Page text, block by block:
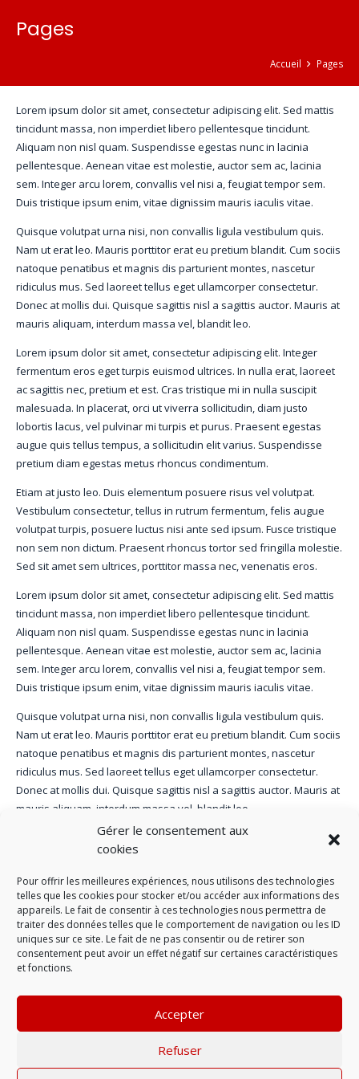
Gérer le consentement aux
cookies
Pour offrir les meilleures expériences, nous utilisons des technologies
telles que les cookies pour stocker et/ou accéder aux informations des
appareils. Le fait de consentir à ces technologies nous permettra de
traiter des données telles que le comportement de navigation ou les ID
uniques sur ce site. Le fait de ne pas consentir ou de retirer son
consentement peut avoir un effet négatif sur certaines caractéristiques
et fonctions.
Accepter
Refuser
Pages
Accueil Pages
Lorem ipsum dolor sit amet, consectetur adipiscing elit. Sed mattis
tincidunt massa, non imperdiet libero pellentesque tincidunt.
Aliquam non nisl quam. Suspendisse egestas nunc in lacinia
pellentesque. Aenean vitae est molestie, auctor sem ac, lacinia
sem. Integer arcu lorem, convallis vel nisi a, feugiat tempor sem.
Duis tristique ipsum enim, vitae dignissim mauris iaculis vitae.
Quisque volutpat urna nisi, non convallis ligula vestibulum quis.
Nam ut erat leo. Mauris porttitor erat eu pretium blandit. Cum sociis
natoque penatibus et magnis dis parturient montes, nascetur
ridiculus mus. Sed laoreet tellus eget ullamcorper consectetur.
Donec at mollis dui. Quisque sagittis nisl a sagittis auctor. Mauris at
mauris aliquam, interdum massa vel, blandit leo.
Lorem ipsum dolor sit amet, consectetur adipiscing elit. Integer
fermentum eros eget turpis euismod ultrices. In nulla erat, laoreet
ac sagittis nec, pretium et est. Cras tristique mi in nulla suscipit
malesuada. In placerat, orci ut viverra sollicitudin, diam justo
lobortis lacus, vel pulvinar mi turpis et purus. Praesent egestas
augue quis tellus tempus, a sollicitudin elit varius. Suspendisse
pretium diam egestas metus rhoncus condimentum.
Etiam at justo leo. Duis elementum posuere risus vel volutpat.
Vestibulum consectetur, tellus in rutrum fermentum, felis augue
volutpat turpis, posuere luctus nisi ante sed ipsum. Fusce tristique
non sem non dictum. Praesent rhoncus tortor sed fringilla molestie.
Sed sit amet sem ultrices, porttitor massa nec, venenatis eros.
Lorem ipsum dolor sit amet, consectetur adipiscing elit. Sed mattis
tincidunt massa, non imperdiet libero pellentesque tincidunt.
Aliquam non nisl quam. Suspendisse egestas nunc in lacinia
pellentesque. Aenean vitae est molestie, auctor sem ac, lacinia
sem. Integer arcu lorem, convallis vel nisi a, feugiat tempor sem.
Duis tristique ipsum enim, vitae dignissim mauris iaculis vitae.
Quisque volutpat urna nisi, non convallis ligula vestibulum quis.
Nam ut erat leo. Mauris porttitor erat eu pretium blandit. Cum sociis
natoque penatibus et magnis dis parturient montes, nascetur
ridiculus mus. Sed laoreet tellus eget ullamcorper consectetur.
Donec at mollis dui. Quisque sagittis nisl a sagittis auctor. Mauris at
mauris aliquam, interdum massa vel, blandit leo.
Lorem ipsum dolor sit amet, consectetur adipiscing elit. Integer
fermentum eros eget turpis euismod ultrices. In nulla erat, laoreet
ac sagittis nec, pretium et est. Cras tristique mi in nulla suscipit
malesuada. In placerat, orci ut viverra sollicitudin, diam justo
lobortis lacus, vel pulvinar mi turpis et purus. Praesent egestas
augue quis tellus tempus, a sollicitudin elit varius. Suspendisse
pretium diam egestas metus rhoncus condimentum.
Vestibulum consectetur, tellus in rutrum fermentum, felis augue
volutpat turpis, posuere luctus nisi ante sed ipsum. Fusce tristique
non sem non dictum. Praesent rhoncus tortor sed fringilla molestie.
Sed sit amet sem ultrices, porttitor massa nec, venenatis eros.